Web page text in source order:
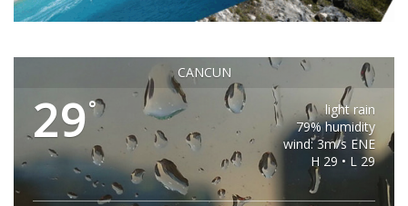
CANCUN
29°
light rain
79% humidity
wind: 3m/s ENE
H 29 • L 29